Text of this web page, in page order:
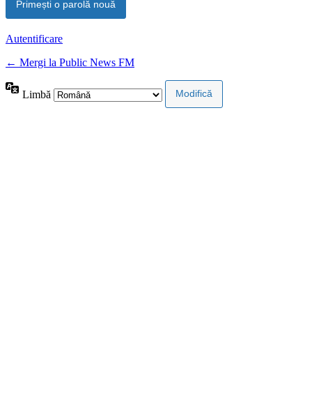
Autentificare
← Mergi la Public News FM
Limbă